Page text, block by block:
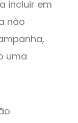
incluir em
não
uma